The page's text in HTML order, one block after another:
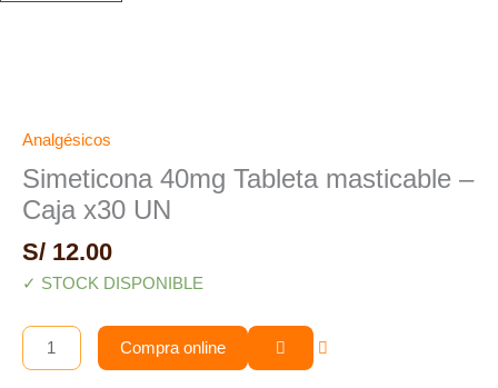
Analgésicos
Simeticona 40mg Tableta masticable –
Caja x30 UN
S/ 12.00
✓ STOCK DISPONIBLE
Tableta
masticable
-
Caja
x30
Compra online